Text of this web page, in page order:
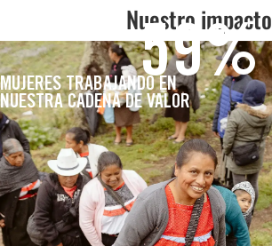
Nuestro impacto
60%
MUJERES TRABAJANDO EN
NUESTRA CADENA DE VALOR